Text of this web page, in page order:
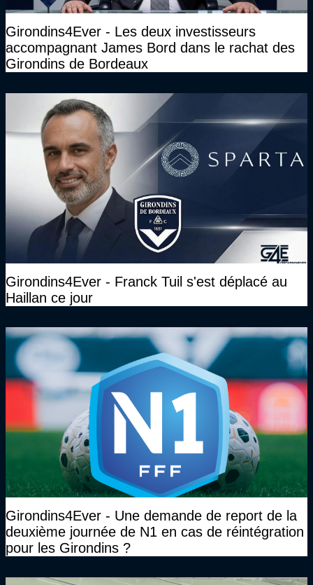
Girondins4Ever - Les deux investisseurs
accompagnant James Bord dans le rachat des
Girondins de Bordeaux
Girondins4Ever - Franck Tuil s'est déplacé au
Haillan ce jour
Girondins4Ever - Une demande de report de la
deuxième journée de N1 en cas de réintégration
pour les Girondins ?